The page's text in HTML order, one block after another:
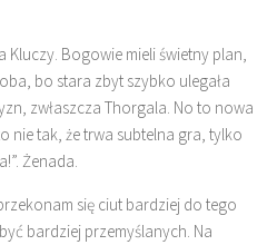
Bogowie mieli świetny plan,
bo stara zbyt szybko ulegała
zwłaszcza Thorgala. No to nowa
nie tak, że trwa subtelna gra, tylko
Żenada.
się ciut bardziej do tego
bardziej przemyślanych. Na